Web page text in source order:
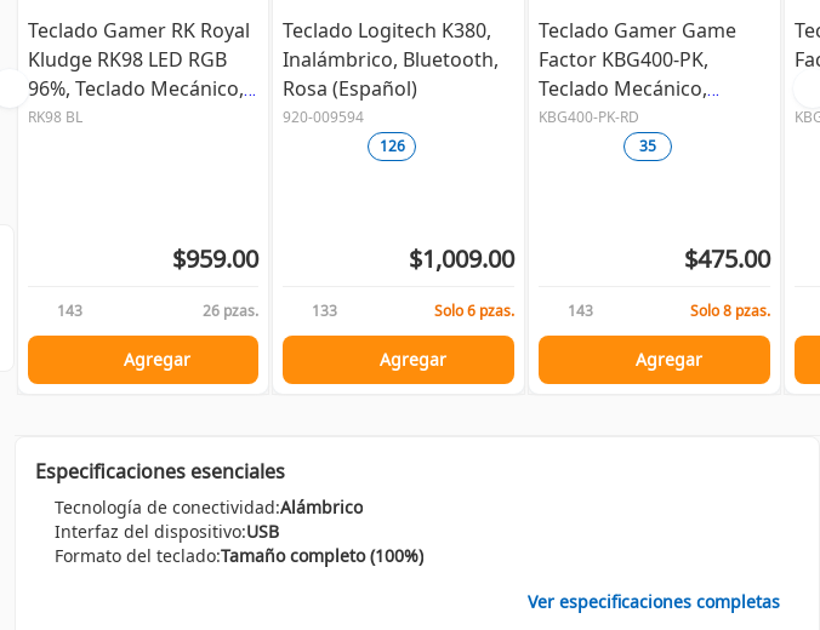
Teclado Gamer RK Royal
Kludge RK98 LED RGB
96%, Teclado Mecánico,
MX Red, Inalámbrico,
RK98 BL
$959.00
143 26 pzas.
Agregar
Teclado Logitech K380,
Inalámbrico, Bluetooth,
Rosa (Español)
920-009594
126
$1,009.00
133 Solo 6 pzas.
Agregar
Teclado Gamer Game
Factor KBG400-PK,
Teclado Mecánico,
Switch KRED Red,
Alámbrico, Rosa,
KBG400-PK-RD
35
$475.00
143 Solo 8 pzas.
Agregar
Especificaciones esenciales
Tecnología de conectividad:Alámbrico
Interfaz del dispositivo:USB
Formato del teclado:Tamaño completo (100%)
Ver especificaciones completas